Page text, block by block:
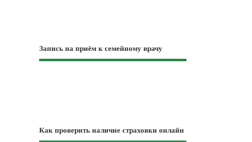
Запись на приём к семейному врачу
Как проверить наличие страховки онлайн